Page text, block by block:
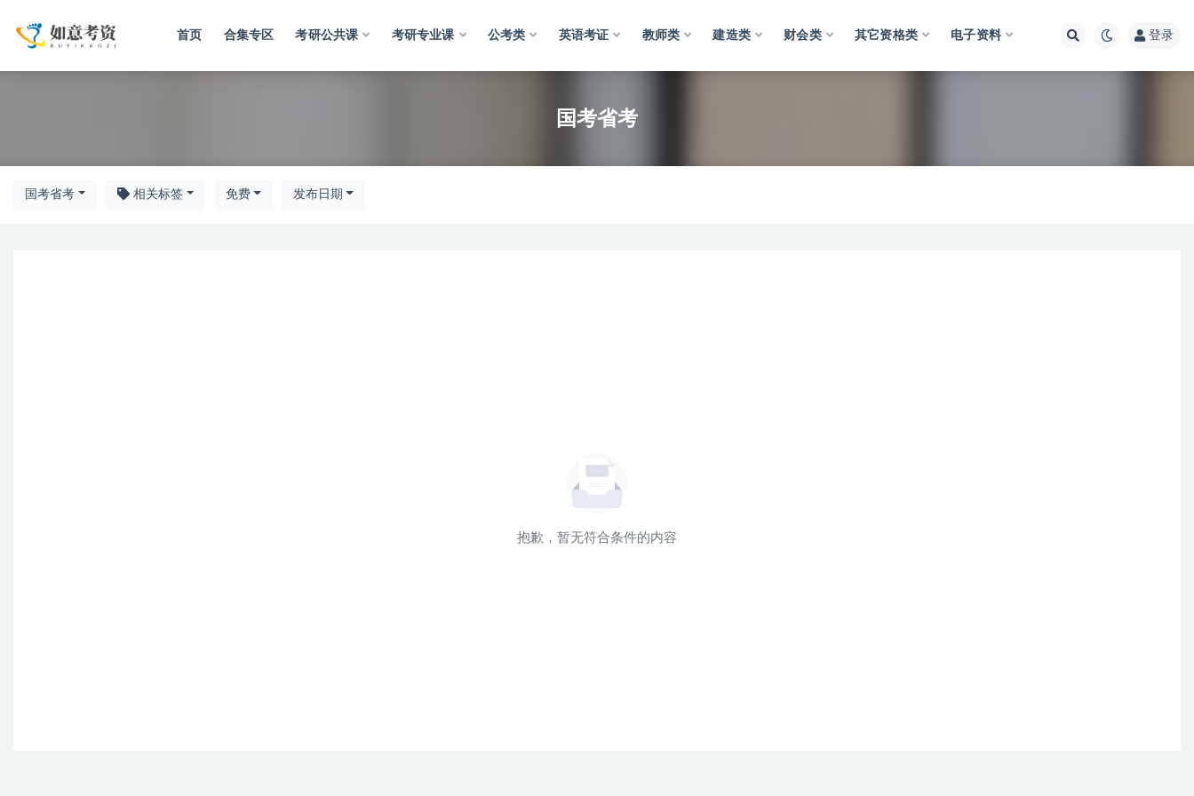
首页 合集专区 考研公共课 考研专业课 公考类 英语考证 教师类 建造类 财会类 其它资格类 电子资料 登录
国考省考
国考省考 相关标签 免费 发布日期
抱歉，暂无符合条件的内容